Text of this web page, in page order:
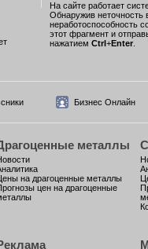
На сайте работает
Обнаружив неточность
неработоспособность
этот фрагмент и
нажатием Ctrl +Enter.
Бизнес Онлайн
металлы
на драгоценные металлы
цен на драгоценные